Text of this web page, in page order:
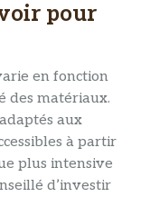
pour
en fonction
des matériaux.
aux
à partir
plus intensive
d’investir